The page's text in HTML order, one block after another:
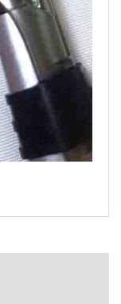
và online: Các
câu, phao,